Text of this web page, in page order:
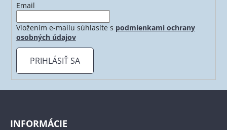
Email
Vložením e-mailu súhlasíte s podmienkami ochrany
osobných údajov
PRIHLÁSIŤ SA
Z
INFORMÁCIE